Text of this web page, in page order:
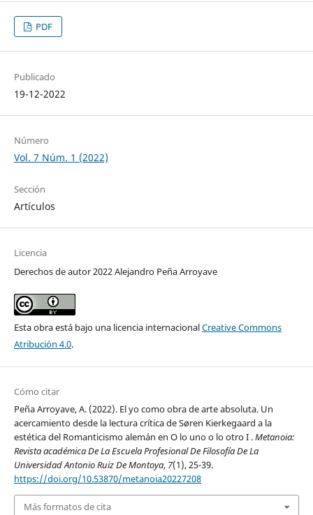
PDF
Publicado
19-12-2022
Número
Vol. 7 Núm. 1 (2022)
Sección
Artículos
Licencia
Derechos de autor 2022 Alejandro Peña Arroyave
Esta obra está bajo una licencia internacionalCreative Commons
Atribución 4.0.
Cómo citar
Peña Arroyave, A. (2022). El yo como obra de arte absoluta. Un
acercamiento desde la lectura crítica de Søren Kierkegaard a la
estética del Romanticismo alemán en O lo uno o lo otro I .Metanoia:
Revista académica De La Escuela Profesional De Filosofía De La
Universidad Antonio Ruiz De Montoya, 7(1), 25-39.
https://doi.org/10.53870/metanoia20227208
Más formatos de cita